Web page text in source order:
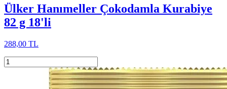
Ülker Hanımeller Çokodamla Kurabiye
82 g 18'li
288,00 TL